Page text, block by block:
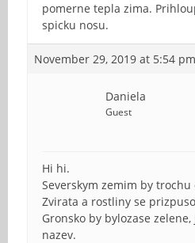
pomerne tepla zima.
spicku nosu.
November 29, 2019 at 5:54 pm
Daniela
Guest
Hi hi.
Severskym zemim by
Zvirata a rostliny se
Gronsko by bylozase
nazev.